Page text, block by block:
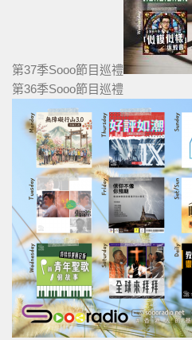
第37季Sooo節目巡禮
第36季Sooo節目巡禮